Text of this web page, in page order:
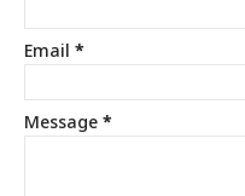
Email *
Message *